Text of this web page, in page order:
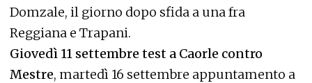
Domzale, il giorno dopo sfida a una fra
Reggiana e Trapani.
Giovedì 11 settembre test a Caorle contro
Mestre, martedì 16 settembre appuntamento a